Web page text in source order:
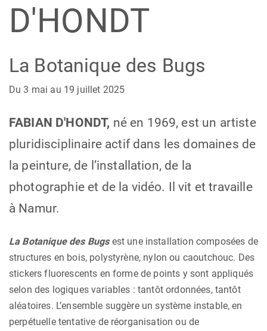
D'HONDT
La Botanique des Bugs
Du 3 mai au 19 juillet 2025
FABIAN D'HONDT, né en 1969, est un artiste
pluridisciplinaire actif dans les domaines de
la peinture, de l’installation, de la
photographie et de la vidéo. Il vit et travaille
à Namur.
La Botanique des Bugs est une installation composées de
structures en bois, polystyrène, nylon ou caoutchouc. Des
stickers fluorescents en forme de points y sont appliqués
selon des logiques variables : tantôt ordonnées, tantôt
aléatoires. L’ensemble suggère un système instable, en
perpétuelle tentative de réorganisation ou de